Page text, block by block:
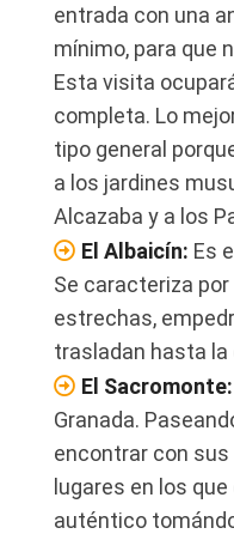
entrada con una
mínimo, para que
Esta visita
completa. Lo
tipo general
a los jardines
Alcazaba y a los
El Albaicín: Es
Se caracteriza
estrechas,
trasladan hasta la
El Sacromonte:
Granada.
encontrar con
lugares en los
auténtico